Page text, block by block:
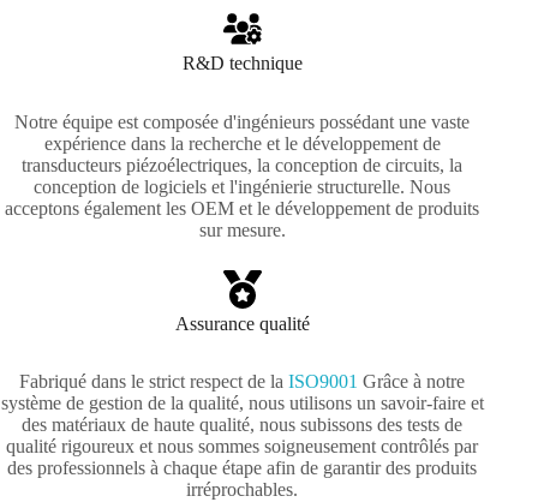
R&D technique
Notre équipe est composée d'ingénieurs possédant une vaste
expérience dans la recherche et le développement de
transducteurs piézoélectriques, la conception de circuits, la
conception de logiciels et l'ingénierie structurelle. Nous
acceptons également les OEM et le développement de produits
sur mesure.
Assurance qualité
Fabriqué dans le strict respect de laISO9001 Grâce à notre
système de gestion de la qualité, nous utilisons un savoir-faire et
des matériaux de haute qualité, nous subissons des tests de
qualité rigoureux et nous sommes soigneusement contrôlés par
des professionnels à chaque étape afin de garantir des produits
irréprochables.